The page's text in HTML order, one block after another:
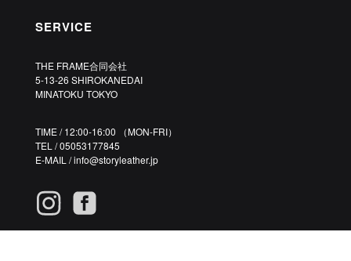
SERVICE
THE FRAME合同会社
5-13-26 SHIROKANEDAI
MINATOKU TOKYO
TIME / 12:00-16:00 （MON-FRI）
TEL / 05053177845
E-MAIL /info@storyleather.jp